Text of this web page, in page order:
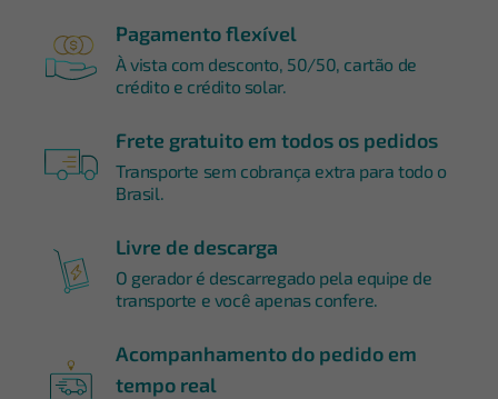
Pagamento flexível
À vista com desconto, 50/50, cartão de
crédito e crédito solar.
Frete gratuito em todos os pedidos
Transporte sem cobrança extra para todo o
Brasil.
Livre de descarga
O gerador é descarregado pela equipe de
transporte e você apenas confere.
Acompanhamento do pedido em
tempo real